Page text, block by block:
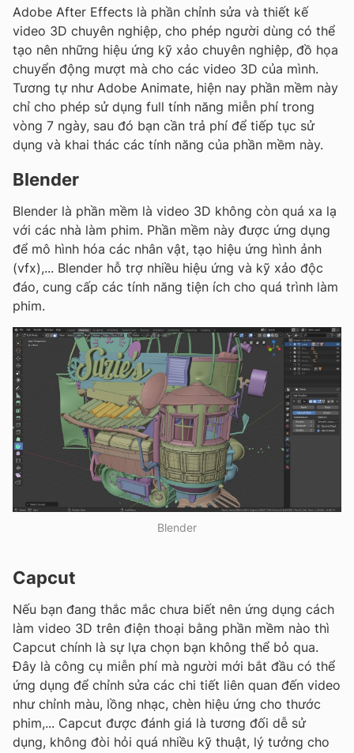
Adobe After Effects là phần chỉnh sửa và thiết kế
video 3D chuyên nghiệp, cho phép người dùng có thể
tạo nên những hiệu ứng kỹ xảo chuyên nghiệp, đồ họa
chuyển động mượt mà cho các video 3D của mình.
Tương tự như Adobe Animate, hiện nay phần mềm này
chỉ cho phép sử dụng full tính năng miễn phí trong
vòng 7 ngày, sau đó bạn cần trả phí để tiếp tục sử
dụng và khai thác các tính năng của phần mềm này.
Blender
Blender là phần mềm là video 3D không còn quá xa lạ
với các nhà làm phim. Phần mềm này được ứng dụng
để mô hình hóa các nhân vật, tạo hiệu ứng hình ảnh
(vfx),... Blender hỗ trợ nhiều hiệu ứng và kỹ xảo độc
đáo, cung cấp các tính năng tiện ích cho quá trình làm
phim.
Blender
Capcut
Nếu bạn đang thắc mắc chưa biết nên ứng dụng cách
làm video 3D trên điện thoại bằng phần mềm nào thì
Capcut chính là sự lựa chọn bạn không thể bỏ qua.
Đây là công cụ miễn phí mà người mới bắt đầu có thể
ứng dụng để chỉnh sửa các chi tiết liên quan đến video
như chỉnh màu, lồng nhạc, chèn hiệu ứng cho thước
phim,... Capcut được đánh giá là tương đối dễ sử
dụng, không đòi hỏi quá nhiều kỹ thuật, lý tưởng cho